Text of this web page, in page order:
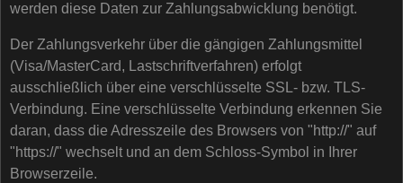
werden diese Daten zur Zahlungsabwicklung benötigt.
Der Zahlungsverkehr über die gängigen Zahlungsmittel
(Visa/MasterCard, Lastschriftverfahren) erfolgt
ausschließlich über eine verschlüsselte SSL- bzw. TLS-
Verbindung. Eine verschlüsselte Verbindung erkennen Sie
daran, dass die Adresszeile des Browsers von "http://" auf
"https://" wechselt und an dem Schloss-Symbol in Ihrer
Browserzeile.